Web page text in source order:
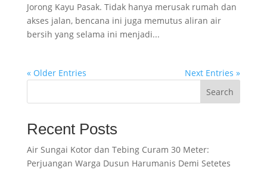
Jorong Kayu Pasak. Tidak hanya merusak rumah dan
akses jalan, bencana ini juga memutus aliran air
bersih yang selama ini menjadi...
« Older Entries
Next Entries »
Search
Recent Posts
Air Sungai Kotor dan Tebing Curam 30 Meter:
Perjuangan Warga Dusun Harumanis Demi Setetes